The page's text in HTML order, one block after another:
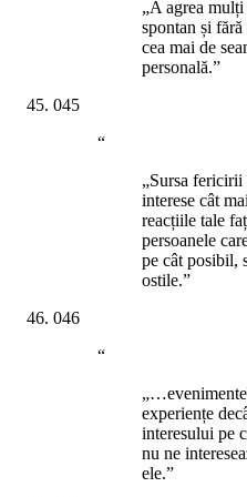
„A agrea
spontan și
cea mai de
personală.”
045
“
„Sursa fericirii
interese cât
reacțiile tale
persoanele
pe cât posibil,
ostile.”
046
“
experiențe
interesului pe
nu ne
ele.”